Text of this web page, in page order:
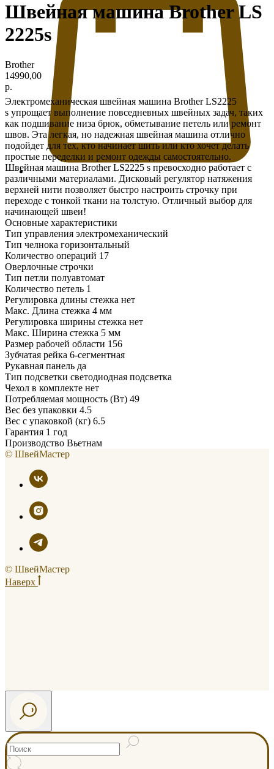
Швейная машина Brother LS
2225s
Brother
14990,00
р.
Электромеханическая швейная машина Brother LS2225
s упрощает выполнение повседневных швейных задач, таких
как подшивание низа брюк, обметывание петель или ремонт
швов. Эта легкая, но надежная швейная машина отлично
подойдет для тех, кто начинает шить или кто хочет делать
простые переделки и ремонт одежды самостоятельно.
Швейная машина Brother LS2225 s превосходно работает с
различными материалами. Дисковый регулятор натяжения
верхней нити позволяет быстро настроить строчку при
переходе с тонкой ткани на толстую. Отличный выбор для
начинающей швеи!
Основные характеристики
Тип управления электромеханический
Тип челнока горизонтальный
Количество операций 17
Оверлочные строчки
Тип петли полуавтомат
Количество петель 1
Регулировка длины стежка нет
Макс. Длина стежка 4 мм
Регулировка ширины стежка нет
Макс. Ширина стежка 5 мм
Размер рабочей области 156
Зубчатая рейка 6-сегментная
Рукавная панель да
Тип подсветки светодиодная подсветка
Чехол в комплекте нет
Потребляемая мощность (Вт) 49
Вес без упаковки 4.5
Вес с упаковкой (кг) 6.5
Гарантия 1 год
Производство Вьетнам
© ШвейМастер
© ШвейМастер
Наверх